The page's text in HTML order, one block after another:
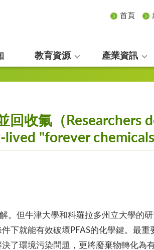
首頁
教育資源 產業資訊
回收氟（Researchers
"forever
。但牛津大學和科羅拉多州立大學的
下就能有效破壞PFAS的化學鍵。最
了環境污染問題，更將廢棄物轉化為